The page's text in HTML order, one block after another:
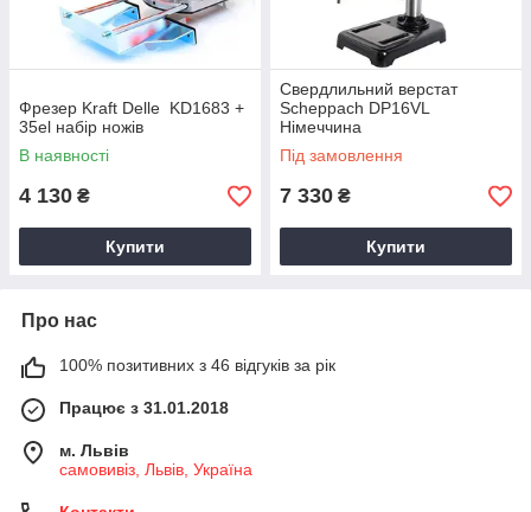
Фрезер Kraft Delle KD1683 +
35el набір ножів
В наявності
4 130 ₴
Купити
Свердлильний верстат
Scheppach DP16VL
Німеччина
Під замовлення
7 330 ₴
Купити
Про нас
100% позитивних з 46 відгуків за рік
Працює з 31.01.2018
м. Львів
самовивіз, Львів, Україна